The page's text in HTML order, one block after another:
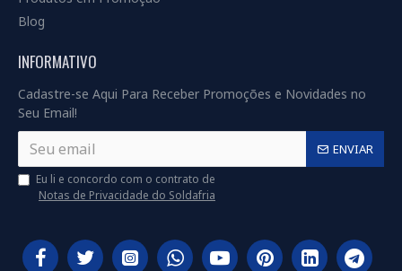
Blog
INFORMATIVO
Cadastre-se Aqui Para Receber Promoções e Novidades no
Seu Email!
ENVIAR
Eu li e concordo com o contrato de
Notas de Privacidade do Soldafria